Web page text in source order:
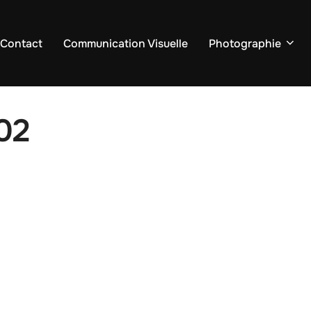
Communication Visuelle Photographie